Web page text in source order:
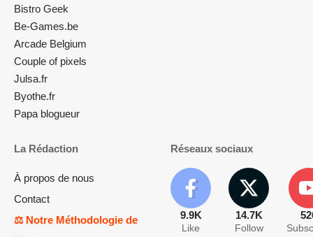
Bistro Geek
Be-Games.be
Arcade Belgium
Couple of pixels
Julsa.fr
Byothe.fr
Papa blogueur
La Rédaction
À propos de nous
Contact
⚖️ Notre Méthodologie de
Réseaux sociaux
9.9K
Like
14.7K
Follow